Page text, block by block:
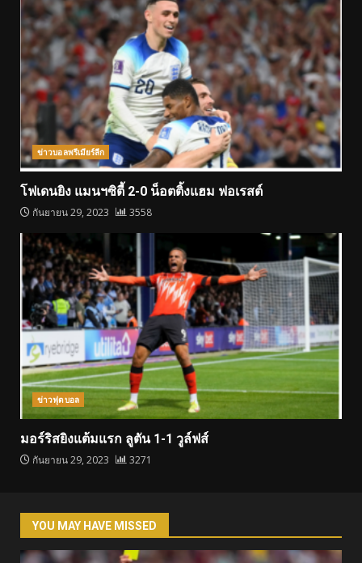
ข่าวบอลพรีเมียร์ลีก
โฟเดนยิง แมนฯซิตี้ 2-0 น็อตติ้งแฮม ฟอเรสต์
กันยายน 29, 2023 3558
ข่าวฟุตบอล
มอร์ริสยิงแต้มแรก ลูตัน 1-1 วูล์ฟส์
กันยายน 29, 2023 3271
YOU MAY HAVE MISSED